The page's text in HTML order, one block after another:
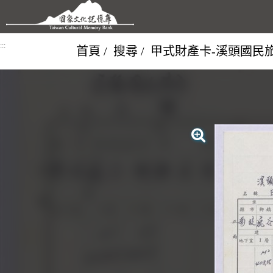
跳到主要內容區塊
::: 首頁 搜尋 甲式財產卡-溪頭國民